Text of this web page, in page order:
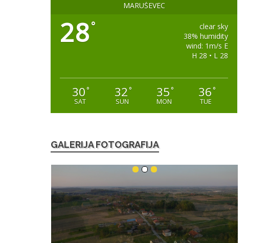
MARUŠEVEC
28°
clear sky
38% humidity
wind: 1m/s E
H 28 • L 28
30°
SAT
32°
SUN
35°
MON
36°
TUE
GALERIJA FOTOGRAFIJA